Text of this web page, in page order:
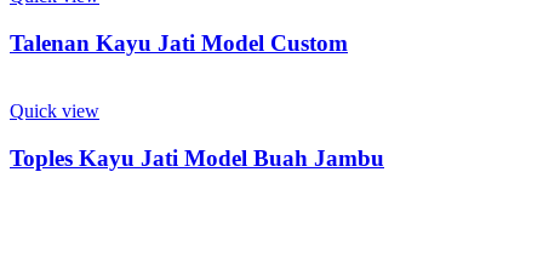
Talenan Kayu Jati Model Custom
Quick view
Toples Kayu Jati Model Buah Jambu